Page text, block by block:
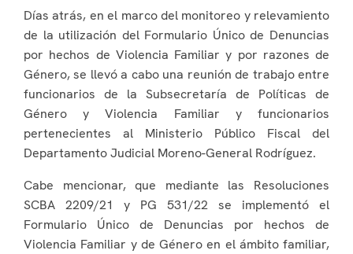
Días atrás, en el marco del monitoreo y relevamiento
de la utilización del Formulario Único de Denuncias
por hechos de Violencia Familiar y por razones de
Género, se llevó a cabo una reunión de trabajo entre
funcionarios de la Subsecretaría de Políticas de
Género y Violencia Familiar y funcionarios
pertenecientes al Ministerio Público Fiscal del
Departamento Judicial Moreno-General Rodríguez.
Cabe mencionar, que mediante las Resoluciones
SCBA 2209/21 y PG 531/22 se implementó el
Formulario Único de Denuncias por hechos de
Violencia Familiar y de Género en el ámbito familiar,